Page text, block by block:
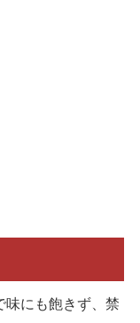
味にも飽きず、禁